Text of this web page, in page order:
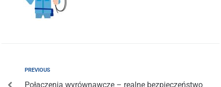
PREVIOUS
Połączenia wyrównawcze – realne bezpieczeństwo